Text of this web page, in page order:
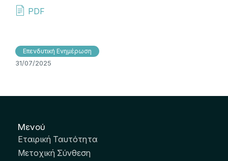
PDF
Επενδυτική Ενημέρωση
31/07/2025
Μενού
Εταιρική Ταυτότητα
Μετοχική Σύνθεση